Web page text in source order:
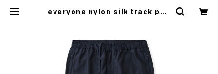
everyone nylon silk track pan